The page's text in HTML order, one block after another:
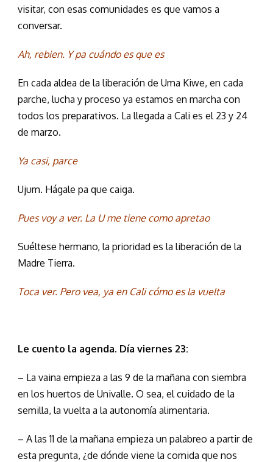
visitar, con esas comunidades es que vamos a
conversar.
Ah, rebien. Y pa cuándo es que es
En cada aldea de la liberación de Uma Kiwe, en cada
parche, lucha y proceso ya estamos en marcha con
todos los preparativos. La llegada a Cali es el 23 y 24
de marzo.
Ya casi, parce
Ujum. Hágale pa que caiga.
Pues voy a ver. La U me tiene como apretao
Suéltese hermano, la prioridad es la liberación de la
Madre Tierra.
Toca ver. Pero vea, ya en Cali cómo es la vuelta
Le cuento la agenda. Día viernes 23:
– La vaina empieza a las 9 de la mañana con siembra
en los huertos de Univalle. O sea, el cuidado de la
semilla, la vuelta a la autonomía alimentaria.
– A las 11 de la mañana empieza un palabreo a partir de
esta pregunta, ¿de dónde viene la comida que nos